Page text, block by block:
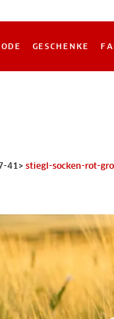
GESCHENKE
41> stiegl-socken-rot-